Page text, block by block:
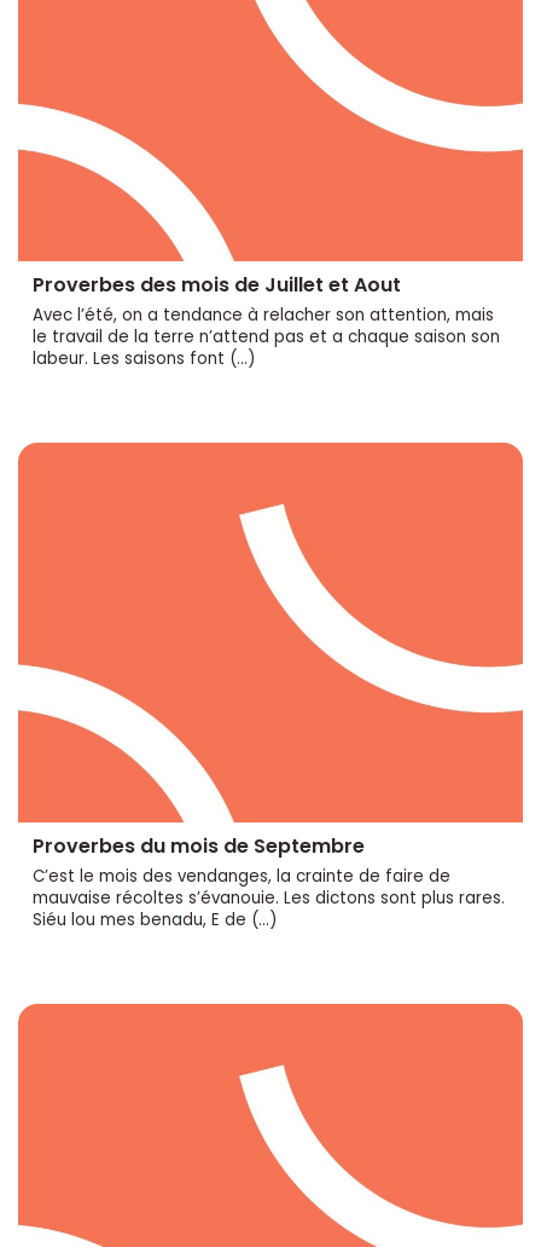
Proverbes des mois de Juillet et Aout
Avec l’été, on a tendance à relacher son attention, mais
le travail de la terre n’attend pas et a chaque saison son
labeur. Les saisons font (…)
Proverbes du mois de Septembre
C’est le mois des vendanges, la crainte de faire de
mauvaise récoltes s’évanouie. Les dictons sont plus rares.
Siéu lou mes benadu, E de (…)